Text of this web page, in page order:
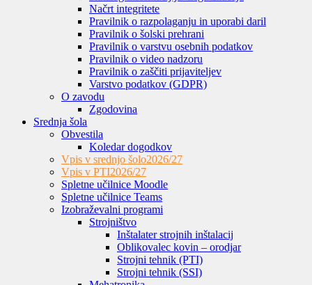
Načrt integritete
Pravilnik o razpolaganju in uporabi daril
Pravilnik o šolski prehrani
Pravilnik o varstvu osebnih podatkov
Pravilnik o video nadzoru
Pravilnik o zaščiti prijaviteljev
Varstvo podatkov (GDPR)
O zavodu
Zgodovina
Srednja šola
Obvestila
Koledar dogodkov
Vpis v srednjo šolo2026/27
Vpis v PTI2026/27
Spletne učilnice Moodle
Spletne učilnice Teams
Izobraževalni programi
Strojništvo
Inštalater strojnih inštalacij
Oblikovalec kovin – orodjar
Strojni tehnik (PTI)
Strojni tehnik (SSI)